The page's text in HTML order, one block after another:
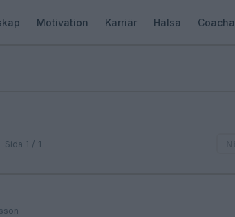
Motivation Karriär Hälsa Coacha
Sida 1 / 1